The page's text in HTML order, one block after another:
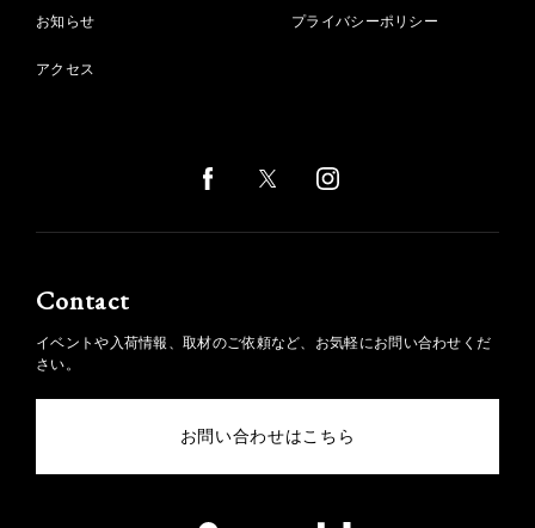
お知らせ
アクセス
プライバシーポリシー
Contact
イベントや入荷情報、取材のご依頼など、お気軽にお問い合わせくだ
さい。
お問い合わせはこちら